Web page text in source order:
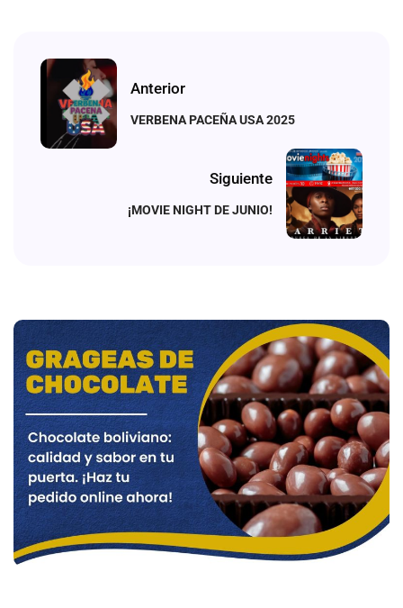
Anterior
VERBENA PACEÑA USA 2025
Siguiente
¡MOVIE NIGHT DE JUNIO!